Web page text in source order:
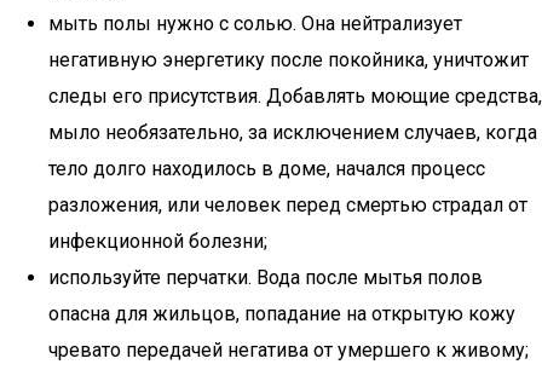
мыть полы нужно с солью. Она нейтрализует
негативную энергетику после покойника, уничтожит
следы его присутствия. Добавлять моющие средства,
мыло необязательно, за исключением случаев, когда
тело долго находилось в доме, начался процесс
разложения, или человек перед смертью страдал от
инфекционной болезни;
используйте перчатки. Вода после мытья полов
опасна для жильцов, попадание на открытую кожу
чревато передачей негатива от умершего к живому;